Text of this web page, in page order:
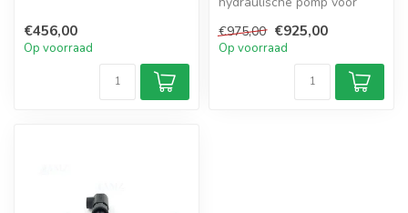
€456,00
Op voorraad
Instelbare f...
€975,00 €925,00
Op voorraad